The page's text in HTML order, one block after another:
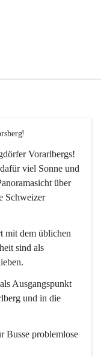
Vorarlbergs!
viel Sonne und
über
Schweizer
mit dem üblichen
sind als
Ausgangspunkt
und in die
Busse problemlose